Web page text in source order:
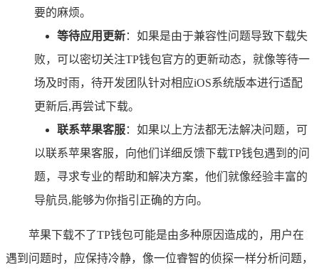
要的麻烦。
等待应用更新：如果是由于兼容性问题导致下载失
败，可以密切关注TP钱包官方的更新动态，就像等待一
场及时雨，待开发团队针对相应iOS系统版本进行适配
更新后,再尝试下载。
联系苹果客服：如果以上方法都无法解决问题，可
以联系苹果客服，向他们详细反馈下载TP钱包遇到的问
题，寻求专业的帮助和解决方案，他们就像经验丰富的
导航员,能够为你指引正确的方向。
苹果下载不了TP钱包可能是由多种原因造成的，用户在
遇到问题时，应保持冷静，像一位睿智的侦探一样分析问题，